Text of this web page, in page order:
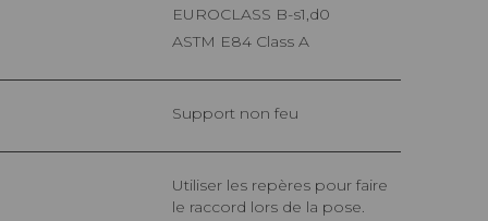
EUROCLASS B-s1,d0
ASTM E84 Class A
Support non feu
Utiliser les repères pour faire
le raccord lors de la pose.